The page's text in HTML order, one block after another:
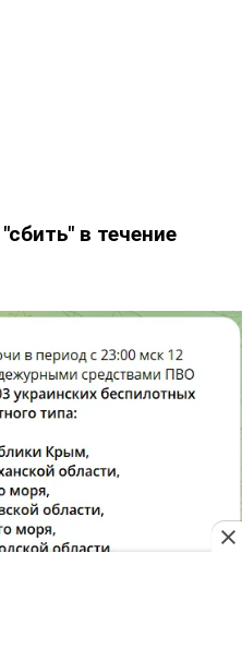
в течение